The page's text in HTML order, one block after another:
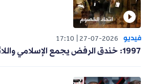
فيديو 27-07-2026
17:10
1997: خندق الرفض يجمع الإسلامي واللائيكي #فلاش_باك